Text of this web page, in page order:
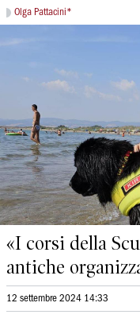
Olga Pattacini*
«I corsi della
antiche
12 settembre 2024 14:33